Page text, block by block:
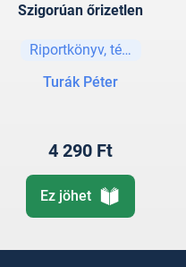
Szigorúan őrizetlen
Riportkönyv, tényirodalom
Turák Péter
4 290 Ft
Ez jöhet